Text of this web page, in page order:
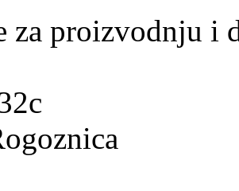
za proizvodnju i